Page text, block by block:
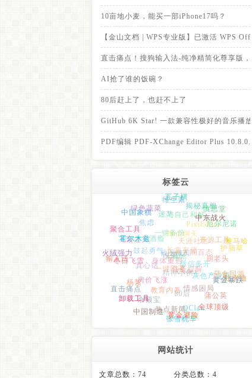
10亩地小麦，能买一部iPhone17吗？
【金山文档 | WPS专业版】已激活 WPS
直击痛点！搜狗输入法-纯净精简化尊享版，
AI抢了谁的饭碗？
80后赶上了，也赶不上了
GitHub 6K Star! 一款兼容性极好的音乐播放
PDF编辑 PDF-XChange Editor Plus
标签云
任务提醒
长鑫存储
饮料
布洛芬
肌酐
截图裁剪
改变
身体重启
一键部署
精神小伙
Codex
微信多开
人间百态
天涯社区
微信聊天
一键备份
酒瘾
鼓起勇气
真心话
房价飞涨
教育内卷
80后
情感困局
灰色产业链
崩老头
开源工具
PixiEditor
与自己和解
迷茫
焦虑
飞絮之灾
冬日飞雪
余额宝
热点新闻QClaw
蒲公英
药食同源
护脑草
揭秘真相
维生素
绿色蔬菜
聚合工具
输入法
直击痛点
中国制造
张雪机车
全球顶级
雅马哈
慎思堂
五子棋
中国象棋
火绒强力
卸载工具
黄金避险
黄金暴跌
中东战火
霍尔木兹
网站统计
文章总数：74 分类总数：4